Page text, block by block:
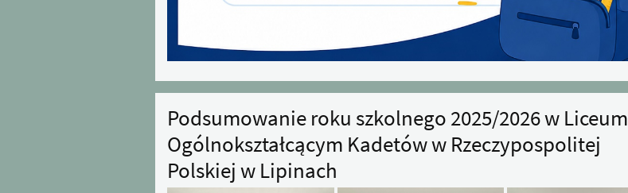
Podsumowanie roku szkolnego 2025/2026 w Liceum
Ogólnokształcącym Kadetów w Rzeczypospolitej
Polskiej w Lipinach